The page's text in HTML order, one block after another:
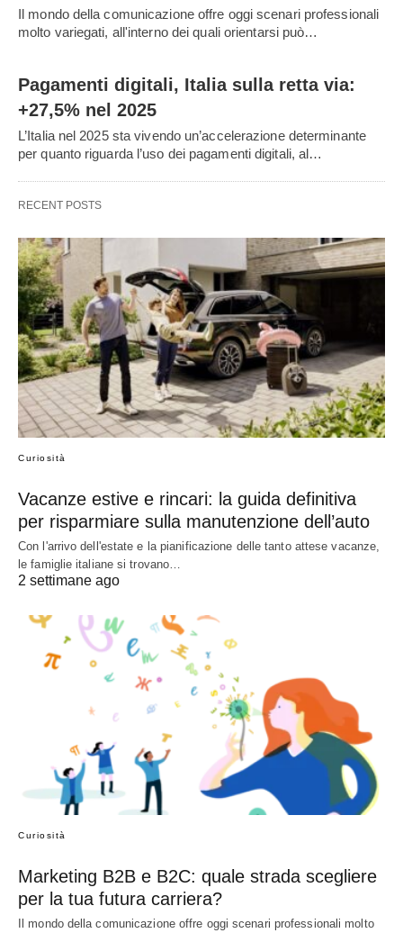
Il mondo della comunicazione offre oggi scenari professionali
molto variegati, all'interno dei quali orientarsi può…
Pagamenti digitali, Italia sulla retta via:
+27,5% nel 2025
L’Italia nel 2025 sta vivendo un’accelerazione determinante
per quanto riguarda l’uso dei pagamenti digitali, al…
RECENT POSTS
Curiosità
Vacanze estive e rincari: la guida definitiva
per risparmiare sulla manutenzione dell’auto
Con l'arrivo dell'estate e la pianificazione delle tanto attese vacanze,
le famiglie italiane si trovano…
2 settimane ago
Curiosità
Marketing B2B e B2C: quale strada scegliere
per la tua futura carriera?
Il mondo della comunicazione offre oggi scenari professionali molto